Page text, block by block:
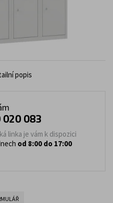
popis
083
linka je vám k dispozici
od 8:00 do 17:00